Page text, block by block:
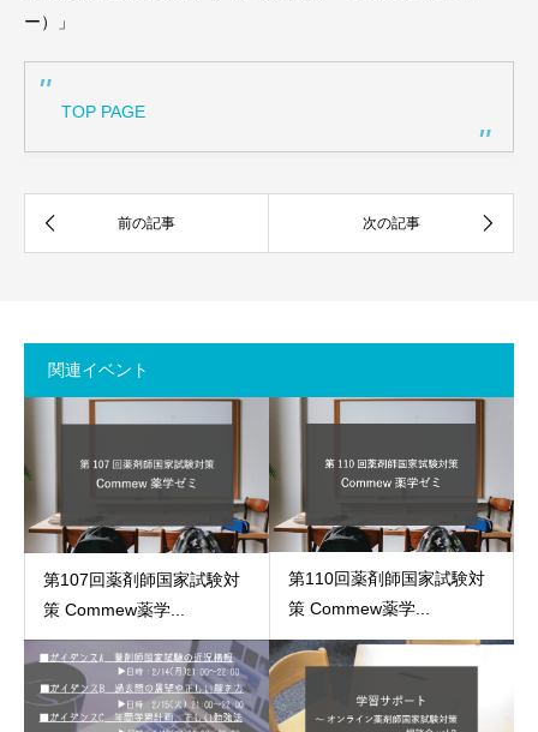
ー）」
TOP PAGE
関連イベント
第107回薬剤師国家試験対
策 Commew薬学...
第110回薬剤師国家試験対
策 Commew薬学...